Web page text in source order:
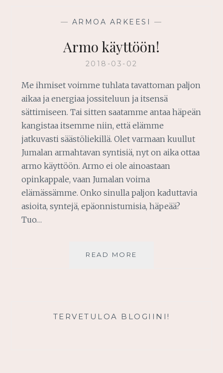
— ARMOA ARKEESI —
Armo käyttöön!
2018-03-02
Me ihmiset voimme tuhlata tavattoman paljon
aikaa ja energiaa jossiteluun ja itsensä
sättimiseen. Tai sitten saatamme antaa häpeän
kangistaa itsemme niin, että elämme
jatkuvasti säästöliekillä. Olet varmaan kuullut
Jumalan armahtavan syntisiä, nyt on aika ottaa
armo käyttöön. Armo ei ole ainoastaan
opinkappale, vaan Jumalan voima
elämässämme. Onko sinulla paljon kaduttavia
asioita, syntejä, epäonnistumisia, häpeää?
Tuo…
READ MORE
TERVETULOA BLOGIINI!